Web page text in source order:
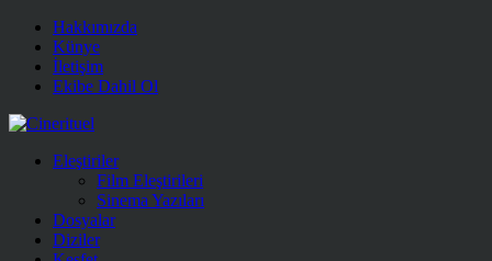
Hakkımızda
Künye
İletişim
Ekibe Dahil Ol
Eleştiriler
Film Eleştirileri
Sinema Yazıları
Dosyalar
Diziler